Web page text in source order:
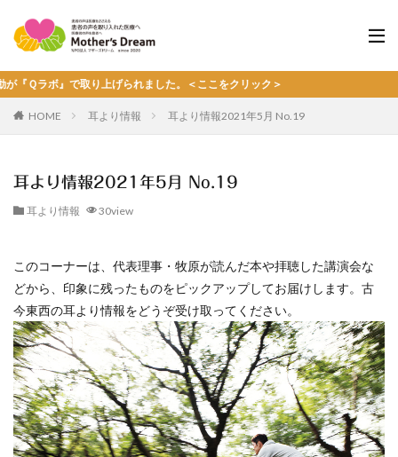
上げられました。＜ここをクリック＞
HOME 耳より情報 耳より情報2021年5月 No.19
耳より情報2021年5月 No.19
耳より情報 30view
このコーナーは、代表理事・牧原が読んだ本や拝聴した講演会な
どから、印象に残ったものをピックアップしてお届けします。古
今東西の耳より情報をどうぞ受け取ってください。